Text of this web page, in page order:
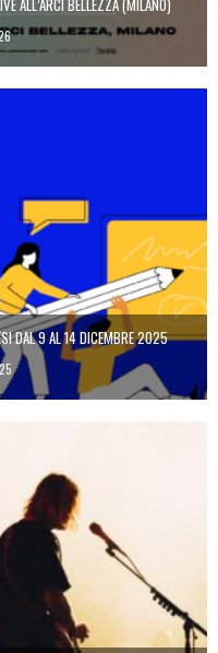
DAL 9 AL 14 DICEMBRE 2025